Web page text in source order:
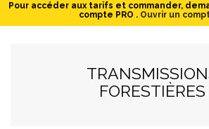
Pour accéder aux tarifs et commander,
compte PRO .Ouvrir un
FORESTIÈRES